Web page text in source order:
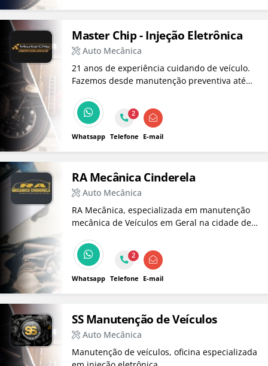
Master Chip - Injeção Eletrônica
Auto Mecânica
21 anos de experiência cuidando de veículo.
Fazemos desde manutenção preventiva até
tecnologia de ponta e equipe qualificada.
Atendimento especializado para carros
comuns, híbridos e elétricos!
Whatsapp
2
Telefone E-mail
RA Mecânica Cinderela
Auto Mecânica
RA Mecânica, especializada em manutenção
mecânica de Veículos em Geral na cidade de
Whatsapp
2
Telefone E-mail
SS Manutenção de Veículos
Auto Mecânica
Manutenção de veículos, oficina especializada